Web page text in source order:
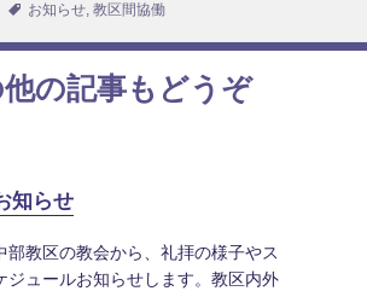
タ
お知らせ,教区間協働
の記事もどうぞ
知らせ
部教区の教会から、礼拝の様子やス
ジュールお知らせします。教区内外